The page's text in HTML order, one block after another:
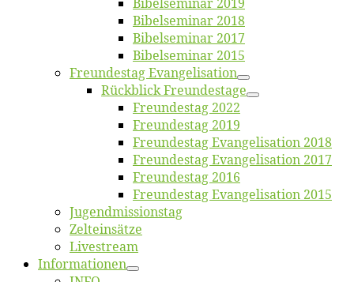
Bi­bel­se­mi­nar 2018
Bibelsemi­nar 2017
Bibelsemi­nar 2015
Freun­des­tag Evangelisation
Rück­blick Freundestage
Freun­des­tag 2022
Freun­des­tag 2019
Freun­des­tag Evan­ge­li­sa­ti­on 2018
Freun­des­tag Evan­ge­li­sa­ti­on 2017
Freun­des­tag 2016
Freun­des­tag Evan­ge­li­sa­ti­on 2015
Jugend­mis­sions­tag
Zelt­ein­sät­ze
Live­stream
Informatio­nen